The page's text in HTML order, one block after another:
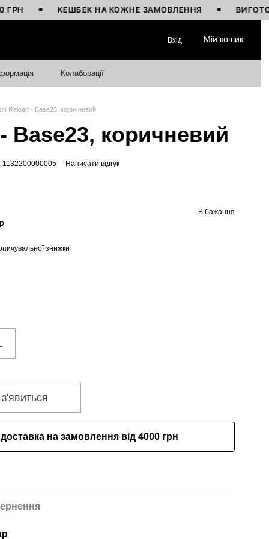
КЕШБЕК НА КОЖНЕ ЗАМОВЛЕННЯ
Вхід Мій кошик
Колаборації
Reload - Base23, коричневий
Base23, коричневий
1132200000005 Написати відгук
В бажання
знижки
на замовлення від 4000 грн